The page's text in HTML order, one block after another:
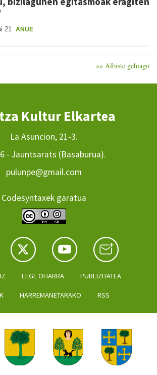
21 ANUE
»» Albiste gehiago
Kultur Elkartea
La Asuncion, 21-3.
- Jauntsarats (Basaburua).
pulunpe@gmail.com
Codesyntaxek garatua
LEGE OHARRA PUBLIZITATEA
HARREMANETARAKO RSS